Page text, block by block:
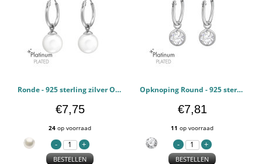
Ronde - 925 sterling zilver Oorringen PCJW47174
€7,75
24 op voorraad
BESTELLEN
Opknoping Round - 925 sterling zilver Oorringen PCJW47172
€7,81
11 op voorraad
BESTELLEN